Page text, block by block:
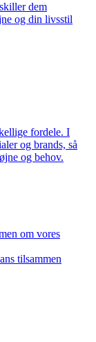
dem
og din livsstil
fordele. I
og brands, så
og behov.
om vores
tilsammen